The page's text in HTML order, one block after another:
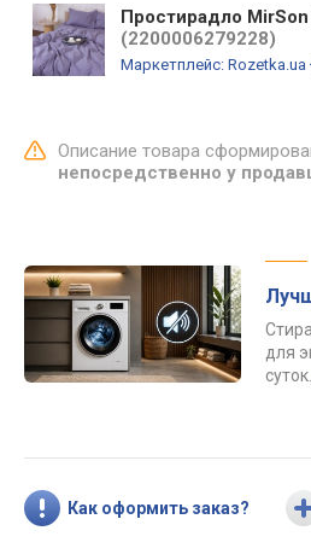
Простирадло
(2200006279228)
Маркетплейс: Rozetka.ua
Описание товара
непосредственно у
для
суток.
Как оформить заказ?